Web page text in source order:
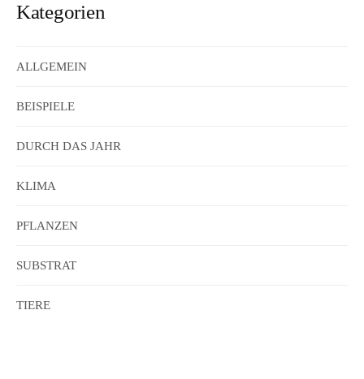
Kategorien
ALLGEMEIN
BEISPIELE
DURCH DAS JAHR
KLIMA
PFLANZEN
SUBSTRAT
TIERE